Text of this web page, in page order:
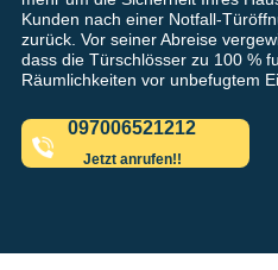
Kunden nach einer Notfall-
zurück. Vor seiner Abreise
dass die Türschlösser zu 100 %
Räumlichkeiten vor unbefugtem
097006521212
Jetzt anrufen!!